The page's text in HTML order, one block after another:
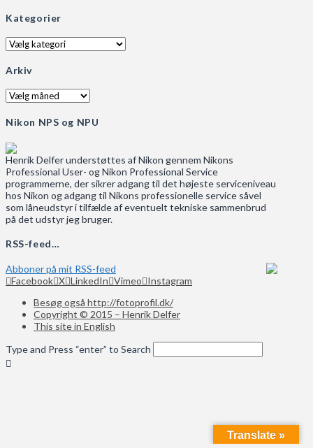
Kategorier
Kategorier
Arkiv
Arkiv
Nikon NPS og NPU
Henrik Delfer understøttes af Nikon gennem Nikons
Professional User- og Nikon Professional Service
programmerne, der sikrer adgang til det højeste serviceniveau
hos Nikon og adgang til Nikons professionelle service såvel
som låneudstyr i tilfælde af eventuelt tekniske sammenbrud
på det udstyr jeg bruger.
RSS-feed…
Abboner på mit RSS-feed
Facebook X LinkedIn Vimeo Instagram
Besøg også http://fotoprofil.dk/
Copyright © 2015 – Henrik Delfer
This site in English
Type and Press “enter” to Search
Translate »